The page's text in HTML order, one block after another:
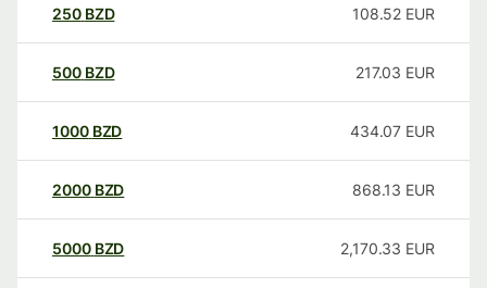
250 BZD 108.52 EUR
500 BZD 217.03 EUR
1000 BZD 434.07 EUR
2000 BZD 868.13 EUR
5000 BZD 2,170.33 EUR